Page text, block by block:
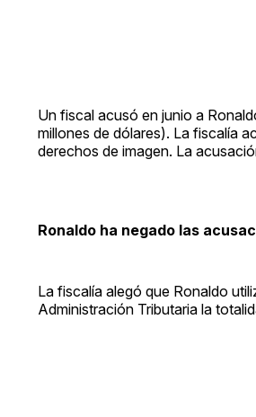
Un fiscal acusó en junio a
millones de dólares). La fiscalía
derechos de imagen. La
Ronaldo ha negado las
La fiscalía alegó que Ronaldo
Administración Tributaria la